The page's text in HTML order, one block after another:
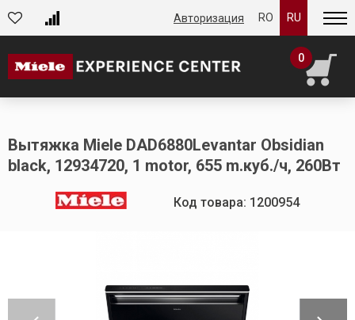
Авторизация RO RU
0
Вытяжка Miele DAD6880Levantar Obsidian
black, 12934720, 1 motor, 655 m.куб./ч, 260Вт
Код товара: 1200954